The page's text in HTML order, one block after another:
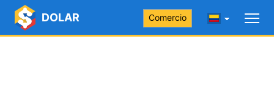
DOLAR Comercio